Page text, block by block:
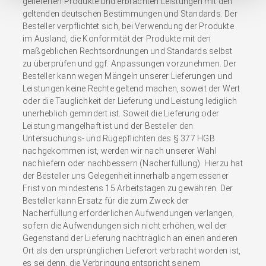
geltenden deutschen Bestimmungen und Standards. Der
Besteller verpflichtet sich, bei Verwendung der Produkte
im Ausland, die Konformität der Produkte mit den
maßgeblichen Rechtsordnungen und Standards selbst
zu überprüfen und ggf. Anpassungen vorzunehmen. Der
Besteller kann wegen Mängeln unserer Lieferungen und
Leistungen keine Rechte geltend machen, soweit der Wert
oder die Tauglichkeit der Lieferung und Leistung lediglich
unerheblich gemindert ist. Soweit die Lieferung oder
Leistung mangelhaft ist und der Besteller den
Untersuchungs- und Rügepflichten des § 377 HGB
nachgekommen ist, werden wir nach unserer Wahl
nachliefern oder nachbessern (Nacherfüllung). Hierzu hat
der Besteller uns Gelegenheit innerhalb angemessener
Frist von mindestens 15 Arbeitstagen zu gewähren. Der
Besteller kann Ersatz für die zum Zweck der
Nacherfüllung erforderlichen Aufwendungen verlangen,
sofern die Aufwendungen sich nicht erhöhen, weil der
Gegenstand der Lieferung nachträglich an einen anderen
Ort als den ursprünglichen Lieferort verbracht worden ist,
es sei denn, die Verbringung entspricht seinem